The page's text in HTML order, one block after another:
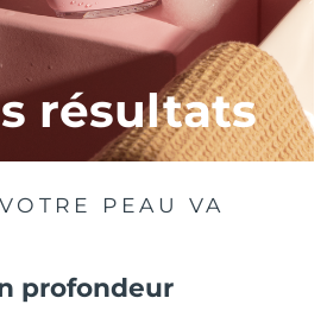
résultats
PEAU VA
profondeur
Livraison estimée8/13/26
Livraison estimée8/14/26
Livraison estimée